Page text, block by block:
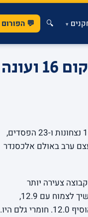
▾
🔍 💬 הפורום
עונת 2024-25: השנה שנרצה לשכוח, מקום 16 ועונה
בואו לא נייפה את זה: 2024-25 הייתה עונה רעה. מקום 16 מתוך 18, מאזן של 11 נצחונות ו-23 הפסדים,
ערב באולם אלכסנדר
צעירה יותר
שחיפשה את עצמה: ג’יילן הורד הוביל עם 14.7 נקודות למשחק, רומן סורקין המשיך לצמוח עם 12.9,
רוקאס יוקובאיטיס הראה הבזקים עם 12.6 נקודות ו-4.6 אסיסטים, ולוי רנדולף הוסיף 12.0. חומרי גלם היו.